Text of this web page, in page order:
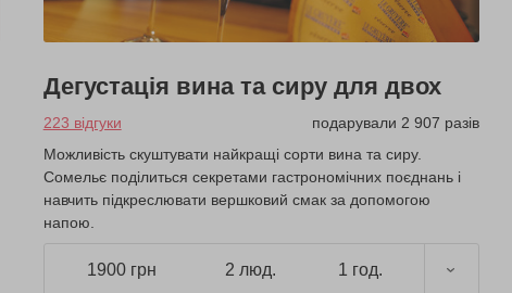
Дегустація вина та сиру для двох
223 відгуки
подарували 2 907 разів
Можливість скуштувати найкращі сорти вина та сиру.
Сомельє поділиться секретами гастрономічних поєднань і
навчить підкреслювати вершковий смак за допомогою
напою.
1900 грн 2 люд. 1 год.